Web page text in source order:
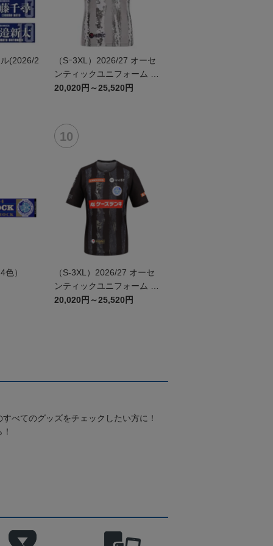
(2026/2
（Sｰ3XL）2026/27 オーセ
ンティックユニフォーム F
P 2nd
20,020円～25,520円
）
（S-3XL）2026/27 オーセ
ンティックユニフォーム G
K 2nd
20,020円～25,520円
べてのグッズをチェックしたい方に！